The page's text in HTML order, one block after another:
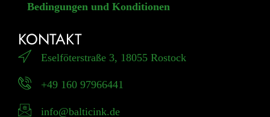
Bedingungen und Konditionen
KONTAKT
Eselföterstraße 3, 18055 Rostock
+49 160 97966441
info@balticink.de